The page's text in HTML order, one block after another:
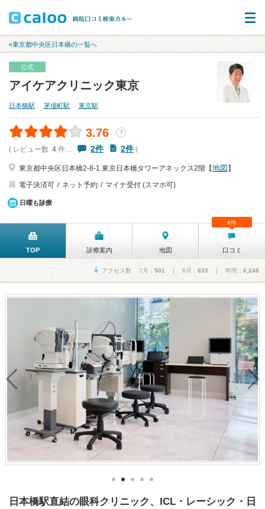
«東京都中央区日本橋の一覧へ
公式
アイケアクリニック東京
日本橋駅 茅場町駅 東京駅
3.76
？
( レビュー数 4 件… 2件 2件)
東京都中央区日本橋2-8-1 東京日本橋タワーアネックス2階【地図 】
電子決済可
ネット予約 マイナ受付 (スマホ可)
日曜も診療
TOP 診療案内 地図 口コミ
4件
アクセス数 7月： 501 | 6月： 633 | 年間： 6,248
日本橋駅直結の眼科クリニック、ICL・レーシック・日